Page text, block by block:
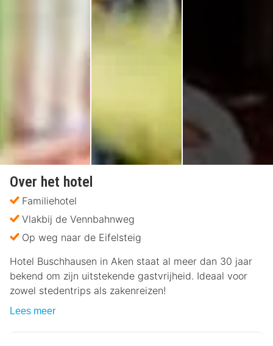
Over het hotel
Familiehotel
Vlakbij de Vennbahnweg
Op weg naar de Eifelsteig
Hotel Buschhausen in Aken staat al meer dan 30 jaar
bekend om zijn uitstekende gastvrijheid. Ideaal voor
zowel stedentrips als zakenreizen!
Lees meer